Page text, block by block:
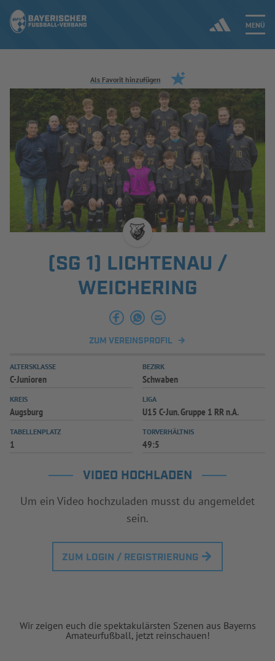
MENÜ
Jetzt einloggen
ERGEBNISSE & WETTBEWERBE
NEUIGKEITEN
SPIELBETRIEB & VERBANDSLEBEN
AUSBILDUNG & FÖRDERUNG
INFOTHEK SPIELPLUS
Als Favorit hinzufügen
(SG 1) LICHTENAU /
WEICHERING
ZUM VEREINSPROFIL
ALTERSKLASSE
C-Junioren
BEZIRK
Schwaben
KREIS
Augsburg
LIGA
U15 C-Jun. Gruppe 1 RR n.A.
TABELLENPLATZ
1
TORVERHÄLTNIS
49:5
VIDEO HOCHLADEN
Um ein Video hochzuladen musst du angemeldet
sein.
ZUM LOGIN / REGISTRIERUNG
Wir zeigen euch die spektakulärsten Szenen aus Bayerns
Amateurfußball, jetzt reinschauen!